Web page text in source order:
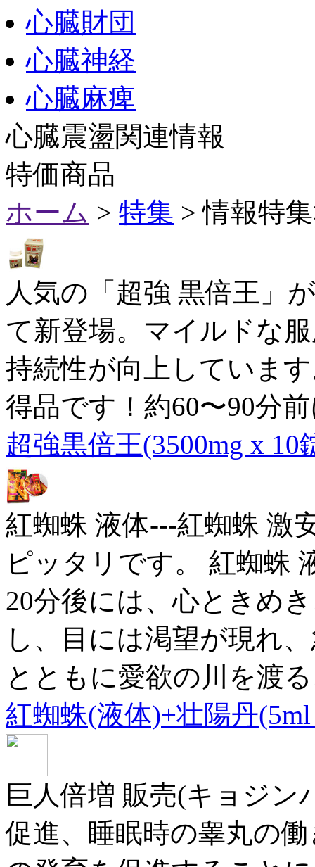
心臓財団
心臓神経
心臓麻痺
心臓震盪関連情報
特価商品
ホーム > 特集 > 情報特
人気の「超強 黒倍王」
て新登場。マイルドな
持続性が向上していま
得品です！約60〜90分
超強黒倍王(3500mg x 10
紅蜘蛛 液体---紅蜘蛛 激
ピッタリです。 紅蜘蛛
20分後には、心ときめ
し、目には渇望が現れ
とともに愛欲の川を渡
紅蜘蛛(液体)+壮陽丹
巨人倍増 販売(キョジン
促進、睡眠時の睾丸の